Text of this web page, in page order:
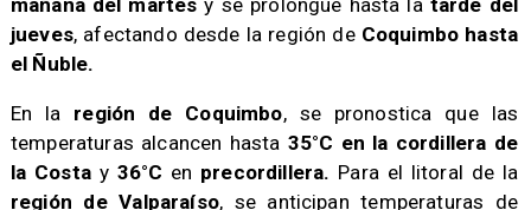
jueves, afectando desde la región deCoquimbo hasta
el Ñuble.
​En la región de Coquimbo, se pronostica que las
temperaturas alcancen hasta 35°C en la cordillera de
la Costay 36°C en precordillera. Para el litoral de la
región de Valparaíso, se anticipan temperaturas de